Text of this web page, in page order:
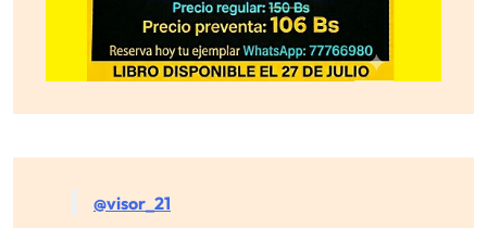
@visor_21